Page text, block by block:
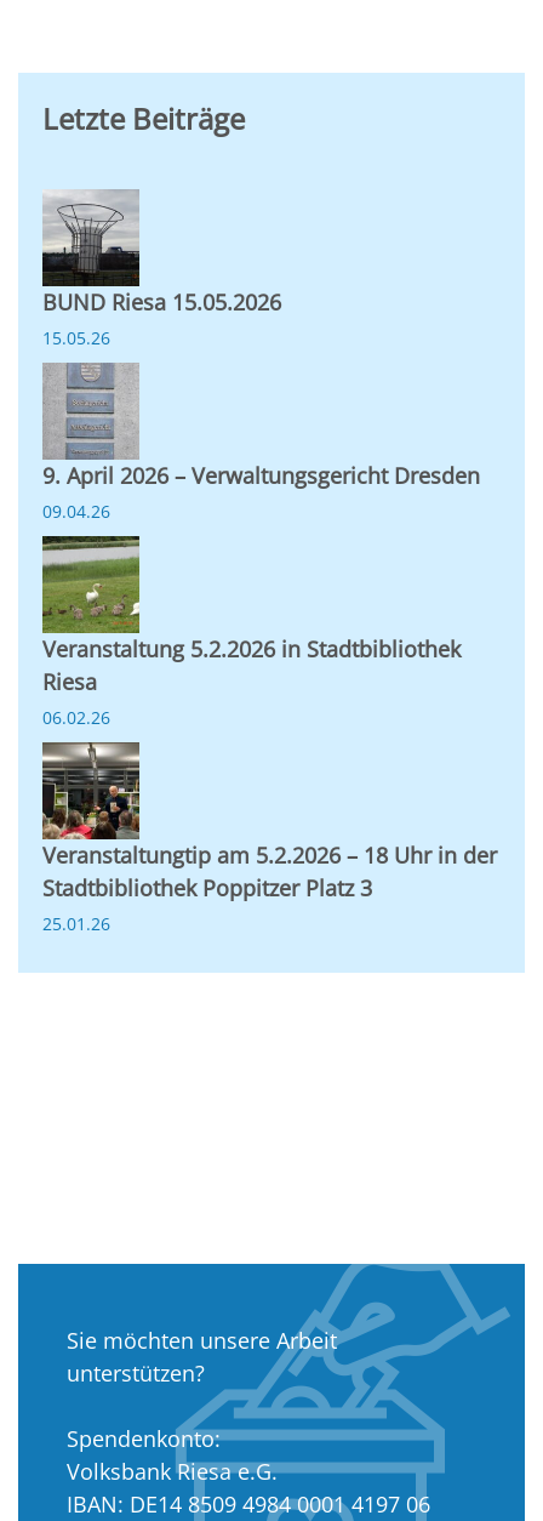
Letzte Beiträge
BUND Riesa 15.05.2026
15.05.26
9. April 2026 – Verwaltungsgericht Dresden
09.04.26
Veranstaltung 5.2.2026 in Stadtbibliothek
Riesa
06.02.26
Veranstaltungtip am 5.2.2026 – 18 Uhr in der
Stadtbibliothek Poppitzer Platz 3
25.01.26
Sie möchten unsere Arbeit
unterstützen?
Spendenkonto:
Volksbank Riesa e.G.
IBAN: DE14 8509 4984 0001 4197 06